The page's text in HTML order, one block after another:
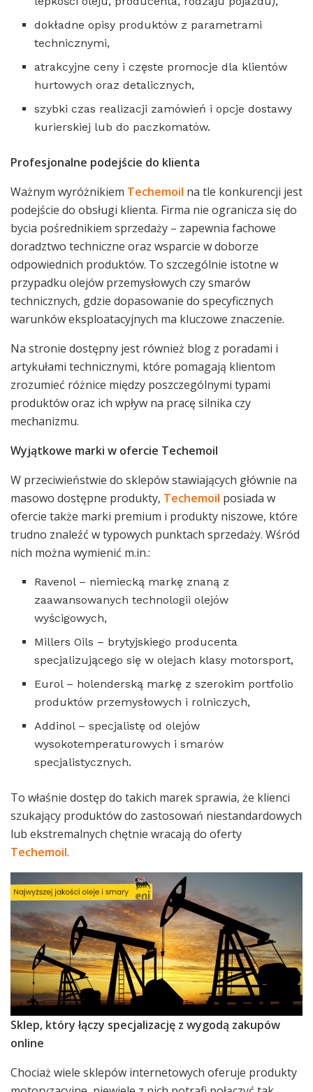
dokładne opisy produktów z parametrami
technicznymi,
atrakcyjne ceny i częste promocje dla klientów
hurtowych oraz detalicznych,
szybki czas realizacji zamówień i opcje dostawy
kurierskiej lub do paczkomatów.
Profesjonalne podejście do klienta
Ważnym wyróżnikiem Techemoil na tle konkurencji jest
podejście do obsługi klienta. Firma nie ogranicza się do
bycia pośrednikiem sprzedaży – zapewnia fachowe
doradztwo techniczne oraz wsparcie w doborze
odpowiednich produktów. To szczególnie istotne w
przypadku olejów przemysłowych czy smarów
technicznych, gdzie dopasowanie do specyficznych
warunków eksploatacyjnych ma kluczowe znaczenie.
Na stronie dostępny jest również blog z poradami i
artykułami technicznymi, które pomagają klientom
zrozumieć różnice między poszczególnymi typami
produktów oraz ich wpływ na pracę silnika czy
mechanizmu.
Wyjątkowe marki w ofercie Techemoil
W przeciwieństwie do sklepów stawiających głównie na
masowo dostępne produkty, Techemoil posiada w
ofercie także marki premium i produkty niszowe, które
trudno znaleźć w typowych punktach sprzedaży. Wśród
nich można wymienić m.in.:
Ravenol – niemiecką markę znaną z
zaawansowanych technologii olejów
wyścigowych,
Millers Oils – brytyjskiego producenta
specjalizującego się w olejach klasy motorsport,
Eurol – holenderską markę z szerokim portfolio
produktów przemysłowych i rolniczych,
Addinol – specjalistę od olejów
wysokotemperaturowych i smarów
specjalistycznych.
To właśnie dostęp do takich marek sprawia, że klienci
szukający produktów do zastosowań niestandardowych
lub ekstremalnych chętnie wracają do oferty
Techemoil.
Sklep, który łączy specjalizację z wygodą zakupów
online
Chociaż wiele sklepów internetowych oferuje produkty